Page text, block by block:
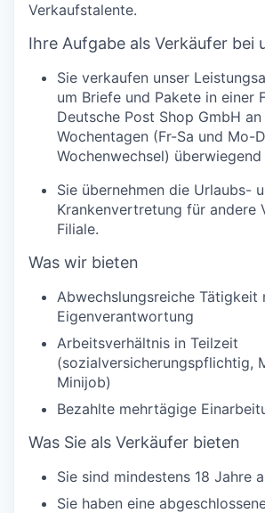
Verkaufstalente.
Ihre Aufgabe als Verkäufer bei
Sie verkaufen unser
um Briefe und Pakete in einer
Deutsche Post Shop GmbH an
Wochentagen (Fr-Sa und Mo-
Wochenwechsel)
Sie übernehmen die Urlaubs-
Krankenvertretung für andere
Filiale.
Was wir bieten
Abwechslungsreiche Tätigkeit
Eigenverantwortung
Arbeitsverhältnis in Teilzeit
(sozialversicherungspflichtig,
Minijob)
Bezahlte mehrtägige
Was Sie als Verkäufer bieten
Sie sind mindestens 18 Jahre
Sie haben eine